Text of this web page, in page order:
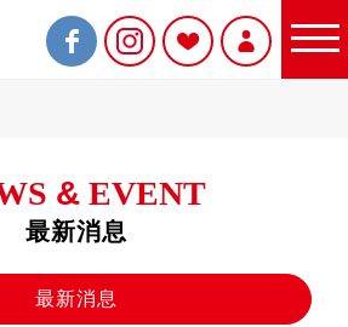
限定商品
& EVENT
最新消息
最新消息